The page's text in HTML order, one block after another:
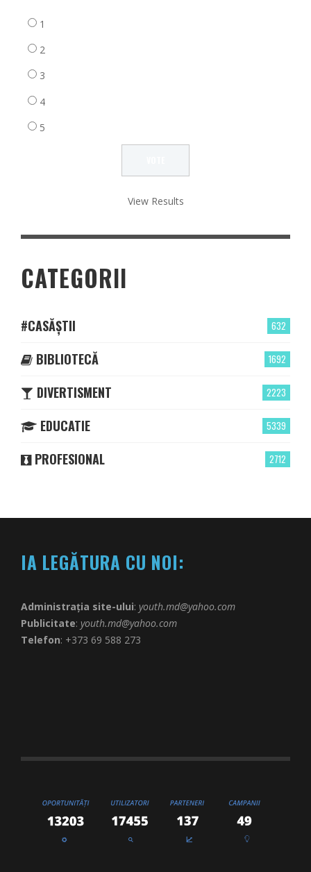
1
2
3
4
5
View Results
CATEGORII
632
#CASĂȘTII
1692
BIBLIOTECĂ
2223
DIVERTISMENT
5339
EDUCATIE
2712
PROFESIONAL
IA LEGĂTURA CU NOI:
Administrația site-ului: youth.md@yahoo.com
Publicitate: youth.md@yahoo.com
Telefon: +373 69 588 273